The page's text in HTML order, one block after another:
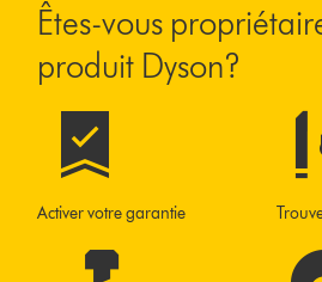
Êtes-vous
produit Dyson?
Activer votre garantie